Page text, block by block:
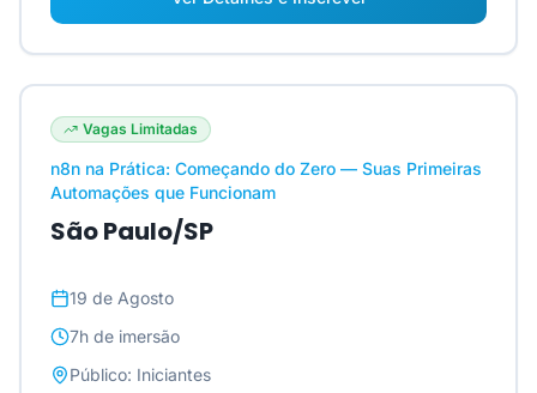
Vagas Limitadas
n8n na Prática: Começando do Zero — Suas Primeiras
Automações que Funcionam
São Paulo/SP
19 de Agosto
7h de imersão
Público: Iniciantes